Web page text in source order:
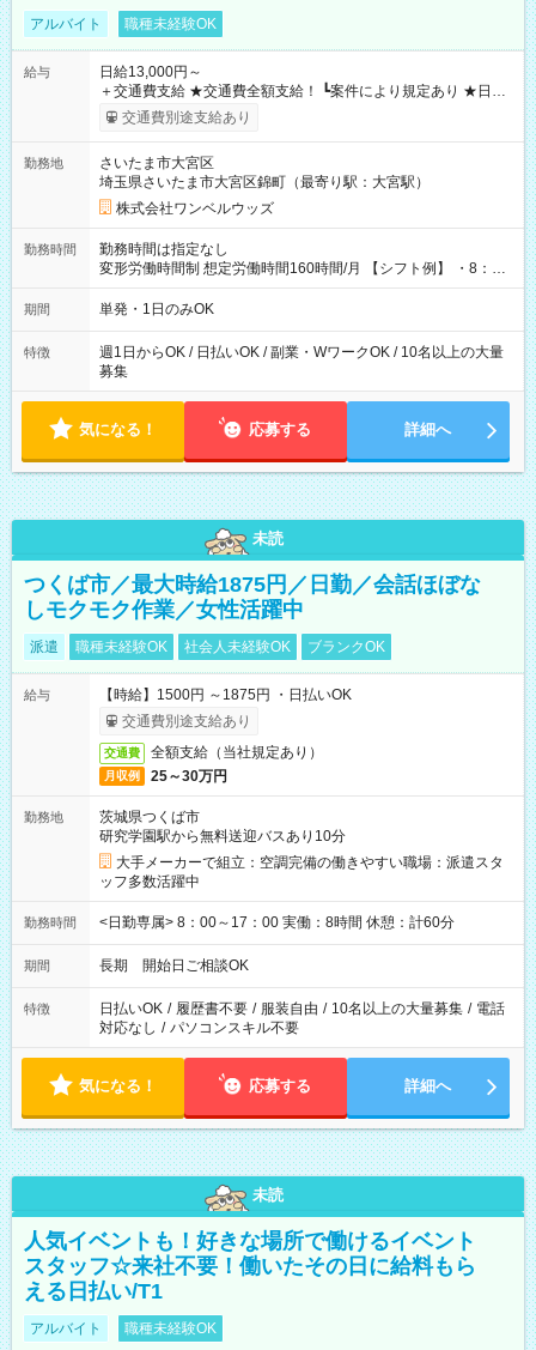
アルバイト 職種未経験OK
給与
日給13,000円～
＋交通費支給 ★交通費全額支給！ ┗案件により規定あり ★日払
いOK！（規定あり） ┗働いたその日に現金GET♪ お仕事後はコ
ンビニATMから 日払い分を引き落とせます！ 【試用期間】試
交通費別途支給あり
勤務地
さいたま市大宮区
埼玉県さいたま市大宮区錦町（最寄り駅：大宮駅）
株式会社ワンベルウッズ
勤務時間
勤務時間は指定なし
変形労働時間制 想定労働時間160時間/月 【シフト例】 ・8：00
～21：00
期間 単発・1日のみOK
特徴
週1日からOK / 日払いOK / 副業・WワークOK / 10名以上の大量
募集
気になる！ 応募する 詳細へ
未読
つくば市／最大時給1875円／日勤／会話ほぼな
しモクモク作業／女性活躍中
派遣 職種未経験OK 社会人未経験OK ブランクOK
給与
【時給】1500円 ～1875円 ・日払いOK
交通費別途支給あり
交通費 全額支給（当社規定あり）
月収例 25～30万円
勤務地
茨城県つくば市
研究学園駅から無料送迎バスあり10分
大手メーカーで組立：空調完備の働きやすい職場：派遣スタ
ッフ多数活躍中
勤務時間 <日勤専属> 8：00～17：00 実働：8時間 休憩：計60分
期間 長期 開始日ご相談OK
特徴 日払いOK / 履歴書不要 / 服装自由 / 10名以上の大量募集 / 電話
対応なし / パソコンスキル不要
気になる！ 応募する 詳細へ
未読
人気イベントも！好きな場所で働けるイベント
スタッフ☆来社不要！働いたその日に給料もら
える日払い/T1
アルバイト 職種未経験OK